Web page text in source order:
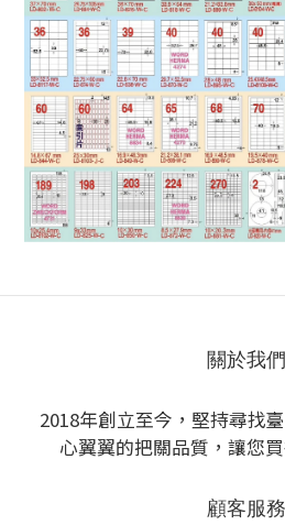
關於我們
2018年創立至今，堅持尋找
心翼翼的把關品質，讓您
顧客服務